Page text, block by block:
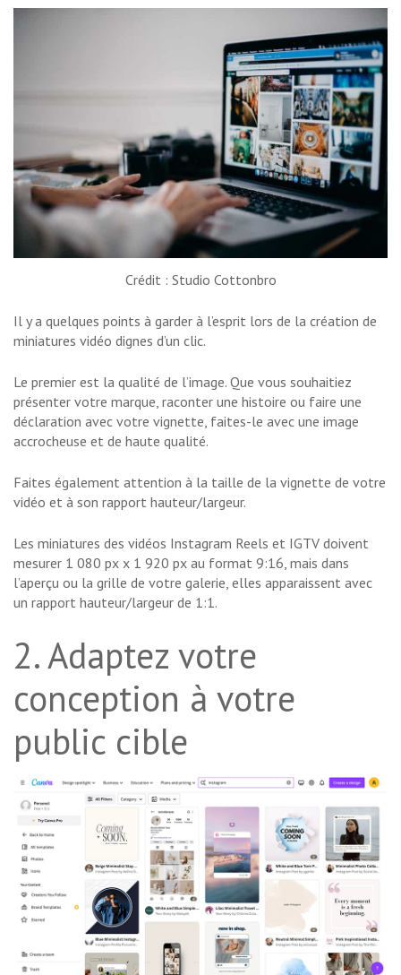
Crédit : Studio Cottonbro
Il y a quelques points à garder à l’esprit lors de la création de
miniatures vidéo dignes d’un clic.
Le premier est la qualité de l’image. Que vous souhaitiez
présenter votre marque, raconter une histoire ou faire une
déclaration avec votre vignette, faites-le avec une image
accrocheuse et de haute qualité.
Faites également attention à la taille de la vignette de votre
vidéo et à son rapport hauteur/largeur.
Les miniatures des vidéos Instagram Reels et IGTV doivent
mesurer 1 080 px x 1 920 px au format 9:16, mais dans
l’aperçu ou la grille de votre galerie, elles apparaissent avec
un rapport hauteur/largeur de 1:1.
2. Adaptez votre
conception à votre
public cible